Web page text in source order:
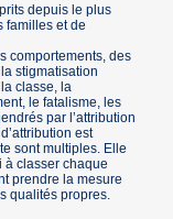
depuis le plus
familles et de
comportements, des
stigmatisation
classe, la
le fatalisme, les
par l’attribution
est
sont multiples. Elle
à classer chaque
prendre la mesure
qualités propres.